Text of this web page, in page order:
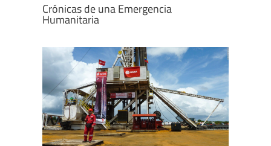
Crónicas de una Emergencia
Humanitaria